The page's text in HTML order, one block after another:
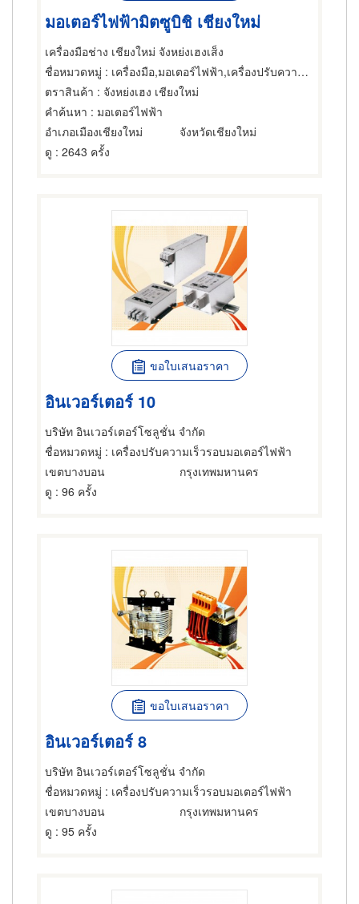
มอเตอร์ไฟฟ้ามิตซูบิชิ เชียงใหม่
เครื่องมือช่าง เชียงใหม่ จังหย่งเฮงเส็ง
ชื่อหมวดหมู่ : เครื่องมือ,มอเตอร์ไฟฟ้า,เครื่องปรับความเร็วรอบมอเตอร์ไฟฟ้า
ตราสินค้า : จังหย่งเฮง เชียงใหม่
คำค้นหา : มอเตอร์ไฟฟ้า
อำเภอเมืองเชียงใหม่
จังหวัดเชียงใหม่
ดู : 2643 ครั้ง
ขอใบเสนอราคา
อินเวอร์เตอร์ 10
บริษัท อินเวอร์เตอร์โซลูชั่น จำกัด
ชื่อหมวดหมู่ : เครื่องปรับความเร็วรอบมอเตอร์ไฟฟ้า
เขตบางบอน
กรุงเทพมหานคร
ดู : 96 ครั้ง
ขอใบเสนอราคา
อินเวอร์เตอร์ 8
บริษัท อินเวอร์เตอร์โซลูชั่น จำกัด
ชื่อหมวดหมู่ : เครื่องปรับความเร็วรอบมอเตอร์ไฟฟ้า
เขตบางบอน
กรุงเทพมหานคร
ดู : 95 ครั้ง